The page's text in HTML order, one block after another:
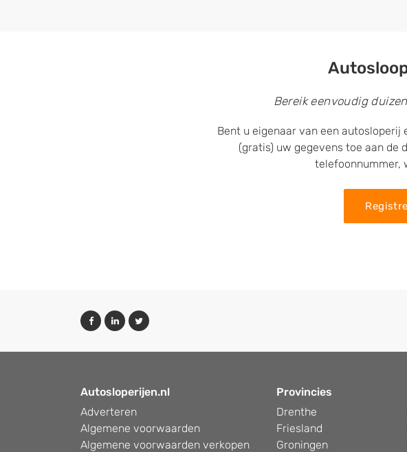
Bereik eenvoudig
Bent u eigenaar van een autosloperij
(gratis) uw gegevens toe aan de
telefoonnummer,
Autosloperijen.nl
Adverteren
Algemene voorwaarden
Algemene voorwaarden verkopen
Provincies
Drenthe
Friesland
Groningen